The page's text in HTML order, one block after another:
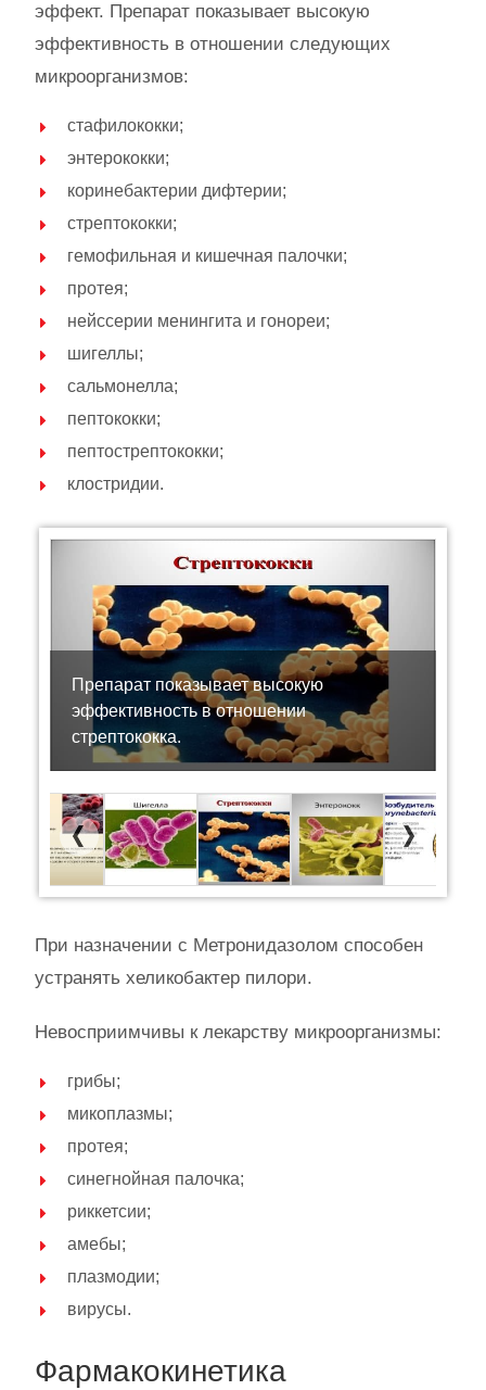
эффект. Препарат показывает высокую
эффективность в отношении следующих
микроорганизмов:
стафилококки;
энтерококки;
коринебактерии дифтерии;
стрептококки;
гемофильная и кишечная палочки;
протея;
нейссерии менингита и гонореи;
шигеллы;
сальмонелла;
пептококки;
пептострептококки;
клостридии.
Препарат показывает высокую
эффективность в отношении
стрептококка.
Previous Next
При назначении с Метронидазолом способен
устранять хеликобактер пилори.
Невосприимчивы к лекарству микроорганизмы:
грибы;
микоплазмы;
протея;
синегнойная палочка;
риккетсии;
амебы;
плазмодии;
вирусы.
Фармакокинетика